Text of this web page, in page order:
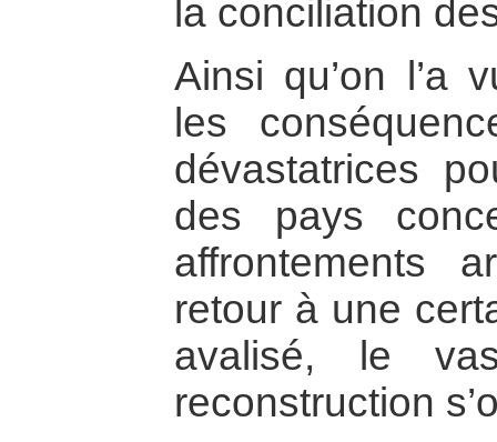
la conciliation
Ainsi qu’on l’a
les
dévastatrices
des pays
affrontements
retour à une
avalisé, le
reconstruction